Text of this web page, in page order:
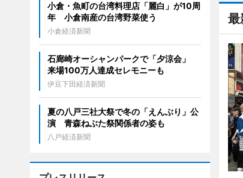
最
小倉・魚町の台湾料理店「麗白」が10周
年 小倉南産の台湾野菜使う
小倉経済新聞
石廊崎オーシャンパークで「夕涼会」
来場100万人達成セレモニーも
伊豆下田経済新聞
夏の八戸三社大祭で冬の「えんぶり」公
演 青森ねぶた祭関係者の姿も
八戸経済新聞